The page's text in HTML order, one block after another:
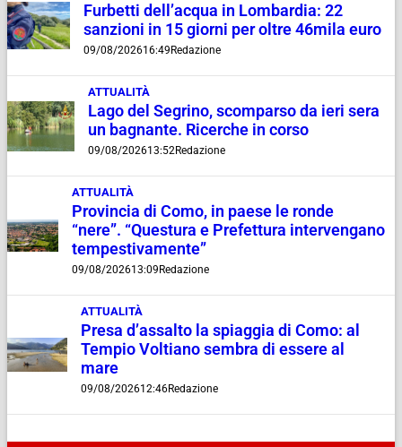
Furbetti dell’acqua in Lombardia: 22
sanzioni in 15 giorni per oltre 46mila euro
09/08/202616:49 Redazione
ATTUALITÀ
Lago del Segrino, scomparso da ieri sera
un bagnante. Ricerche in corso
09/08/202613:52Redazione
ATTUALITÀ
Provincia di Como, in paese le ronde
“nere”. “Questura e Prefettura intervengano
tempestivamente”
09/08/202613:09 Redazione
ATTUALITÀ
Presa d’assalto la spiaggia di Como: al
Tempio Voltiano sembra di essere al
mare
09/08/202612:46Redazione